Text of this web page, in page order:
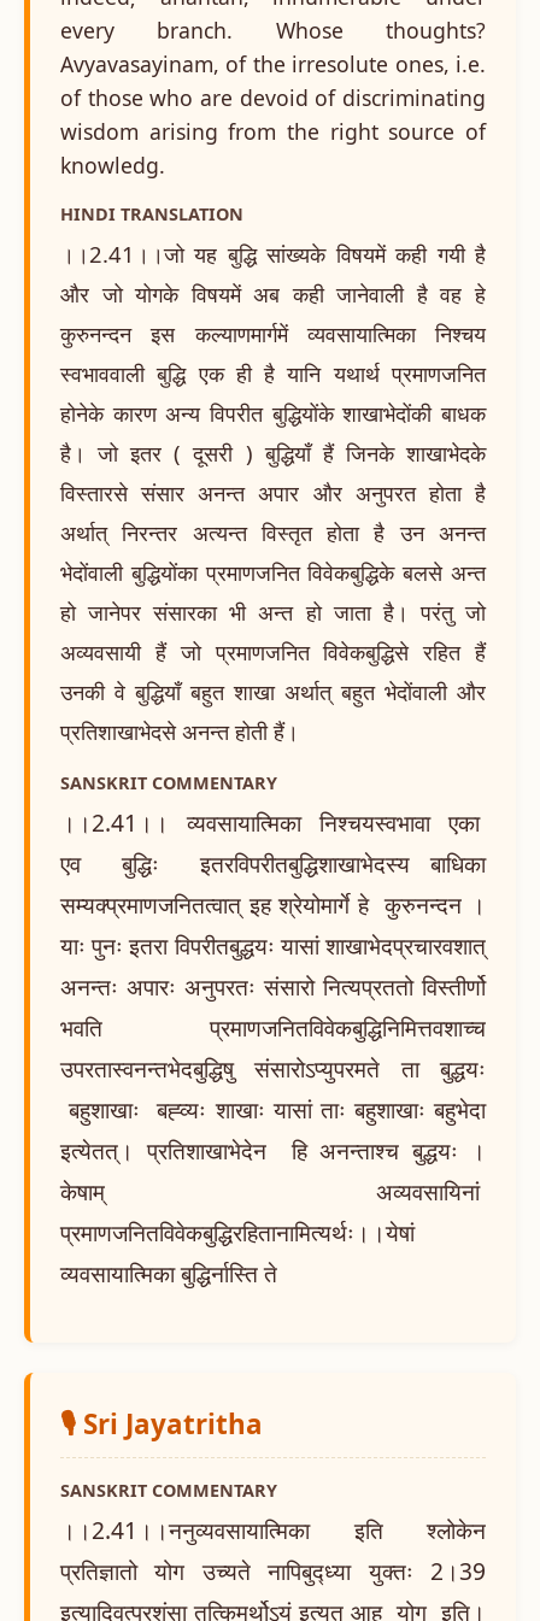
every branch. Whose thoughts?
Avyavasayinam, of the irresolute ones, i.e.
of those who are devoid of discriminating
wisdom arising from the right source of
knowledg.
HINDI TRANSLATION
।।2.41।।जो यह बुद्धि सांख्यके विषयमें कही गयी है
और जो योगके विषयमें अब कही जानेवाली है वह हे
कुरुनन्दन इस कल्याणमार्गमें व्यवसायात्मिका निश्चय
स्वभाववाली बुद्धि एक ही है यानि यथार्थ प्रमाणजनित
होनेके कारण अन्य विपरीत बुद्धियोंके शाखाभेदोंकी बाधक
है। जो इतर ( दूसरी ) बुद्धियाँ हैं जिनके शाखाभेदके
विस्तारसे संसार अनन्त अपार और अनुपरत होता है
अर्थात् निरन्तर अत्यन्त विस्तृत होता है उन अनन्त
भेदोंवाली बुद्धियोंका प्रमाणजनित विवेकबुद्धिके बलसे अन्त
हो जानेपर संसारका भी अन्त हो जाता है। परंतु जो
अव्यवसायी हैं जो प्रमाणजनित विवेकबुद्धिसे रहित हैं
उनकी वे बुद्धियाँ बहुत शाखा अर्थात् बहुत भेदोंवाली और
प्रतिशाखाभेदसे अनन्त होती हैं।
SANSKRIT COMMENTARY
।।2.41।। व्यवसायात्मिका निश्चयस्वभावा एका
एव बुद्धिः इतरविपरीतबुद्धिशाखाभेदस्य बाधिका
सम्यक्प्रमाणजनितत्वात् इह श्रेयोमार्गे हे कुरुनन्दन ।
याः पुनः इतरा विपरीतबुद्धयः यासां शाखाभेदप्रचारवशात्
अनन्तः अपारः अनुपरतः संसारो नित्यप्रततो विस्तीर्णो
भवति प्रमाणजनितविवेकबुद्धिनिमित्तवशाच्च
उपरतास्वनन्तभेदबुद्धिषु संसारोऽप्युपरमते ता बुद्धयः
बहुशाखाः बह्व्यः शाखाः यासां ताः बहुशाखाः बहुभेदा
इत्येतत्। प्रतिशाखाभेदेन हि अनन्ताश्च बुद्धयः ।
केषाम् अव्यवसायिनां
प्रमाणजनितविवेकबुद्धिरहितानामित्यर्थः।।येषां
व्यवसायात्मिका बुद्धिर्नास्ति ते
🎙️ Sri Jayatritha
SANSKRIT COMMENTARY
।।2.41।।ननुव्यवसायात्मिका इति श्लोकेन
प्रतिज्ञातो योग उच्यते नापिबुद्ध्या युक्तः 2।39
इत्यादिवत्प्रशंसा तत्किमर्थोऽयं इत्यत आह योग इति।